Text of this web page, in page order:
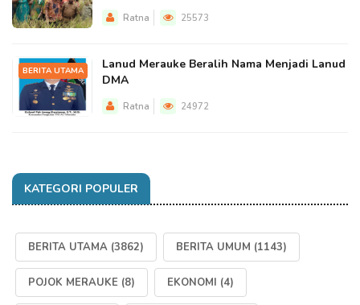
Ratna 25573
BERITA UTAMA
Lanud Merauke Beralih Nama Menjadi Lanud
DMA
Ratna 24972
KATEGORI POPULER
BERITA UTAMA (3862) BERITA UMUM (1143)
POJOK MERAUKE (8) EKONOMI (4)